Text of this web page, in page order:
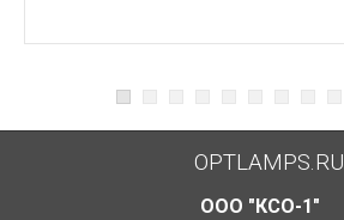
OPTLAMPS.RU
ООО "КСО-1"